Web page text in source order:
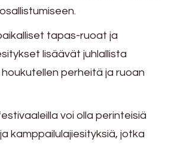
tapas-ruoat ja
lisäävät juhlallista
perheitä ja ruoan
voi olla perinteisiä
kamppailulajiesityksiä, jotka